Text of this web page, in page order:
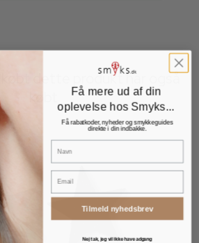
købt dette produkt har også
Få mere ud af din
oplevelse hos Smyks...
Få rabatkoder, nyheder og smykkeguides
direkte i din indbakke.
Navn
Email
Tilmeld nyhedsbrev
Nej tak, jeg vil ikke have adgang